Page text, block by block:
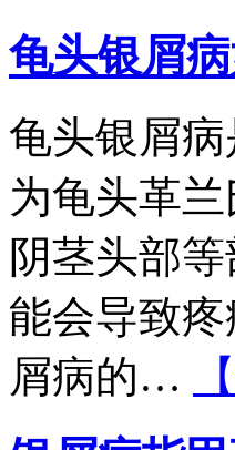
龟头银屑
龟头银屑
为龟头革
阴茎头部
能会导致
屑病的…